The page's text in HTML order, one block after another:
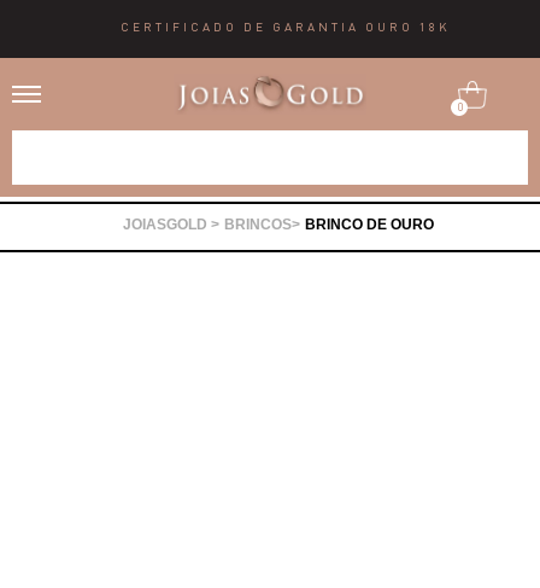
CERTIFICADO DE GARANTIA OURO 18K
0
BRINCOS BRINCO DE OURO